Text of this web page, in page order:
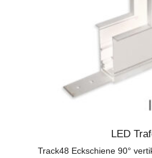
LED
Track48 Eckschiene 90°